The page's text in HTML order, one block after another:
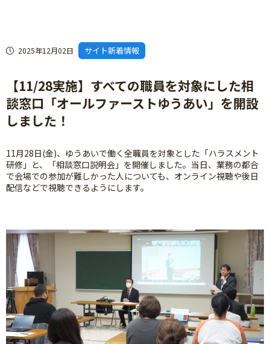
2025年12月02日 サイト新着情報
【11/28実施】すべての職員を対象にした相
談窓口「オールファーストゆうあい」を開設
しました！
11月28日(金)、ゆうあいで働く全職員を対象とした「ハラスメント
研修」と、「相談窓口説明会」を開催しました。当日、業務の都合
で会場での参加が難しかった人についても、オンライン視聴や後日
配信などで視聴できるようにします。